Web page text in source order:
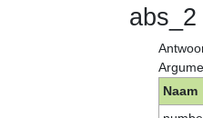
abs_2
Naam